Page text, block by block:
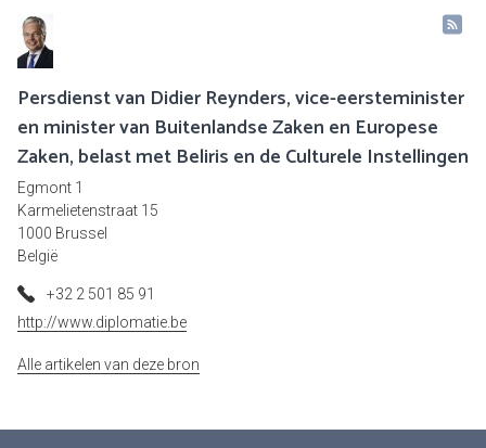
Persdienst van Didier Reynders, vice-eersteminister
en minister van Buitenlandse Zaken en Europese
Zaken, belast met Beliris en de Culturele Instellingen
Egmont 1
Karmelietenstraat 15
1000 Brussel
België
+32 2 501 85 91
http://www.diplomatie.be
Alle artikelen van deze bron